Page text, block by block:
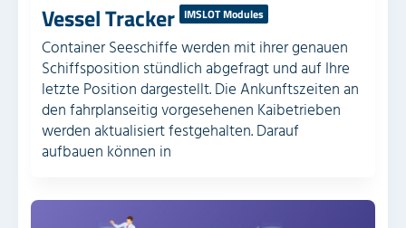
Vessel Tracker IMSLOT Modules
Container Seeschiffe werden mit ihrer genauen
Schiffsposition stündlich abgefragt und auf Ihre
letzte Position dargestellt. Die Ankunftszeiten an
den fahrplanseitig vorgesehenen Kaibetrieben
werden aktualisiert festgehalten. Darauf
aufbauen können in